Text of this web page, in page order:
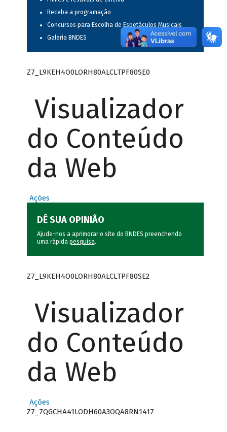
Receba a programação
Concursos para Escolha de Espetáculos Musicais
Galeria BNDES
Z7_L9KEH4O0LORH80ALCLTPF80SE0
Visualizador
do Conteúdo
da Web
Ações
DÊ SUA OPINIÃO
Ajude-nos a aprimorar o site do BNDES preenchendo
uma rápida pesquisa.
Z7_L9KEH4O0LORH80ALCLTPF80SE2
Visualizador
do Conteúdo
da Web
Ações
Z7_7QGCHA41LODH60A3OQA8RN1417